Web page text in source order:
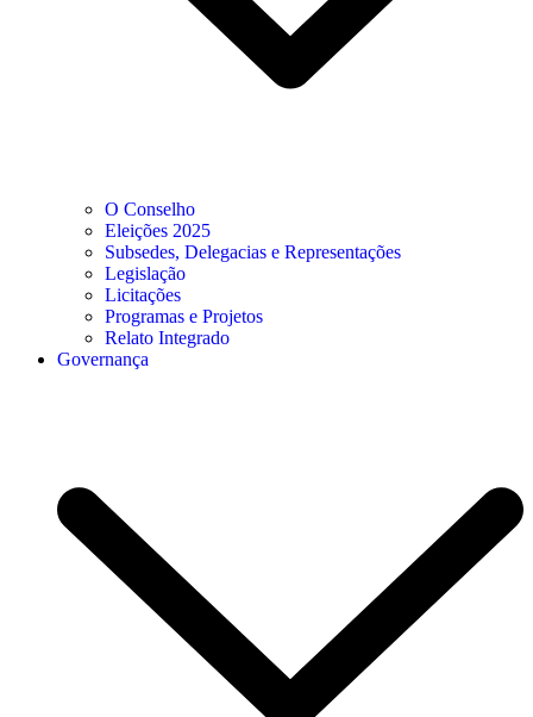
O Conselho
Eleições 2025
Subsedes, Delegacias e Representações
Legislação
Licitações
Programas e Projetos
Relato Integrado
Governança